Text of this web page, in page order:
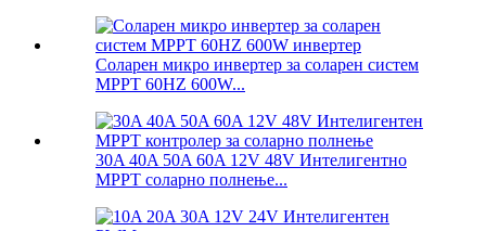
Соларен микро инвертер за соларен систем
MPPT 60HZ 600W...
30A 40A 50A 60A 12V 48V Интелигентно
MPPT соларно полнење...